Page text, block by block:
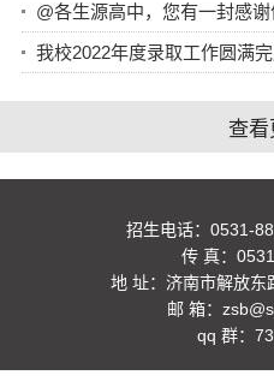
@各生源高中，您有一封感
我校2022年度录取工作圆满
查看
招生电话：0531-
传 真：
地 址：济南市解放东
邮 箱：
qq 群：